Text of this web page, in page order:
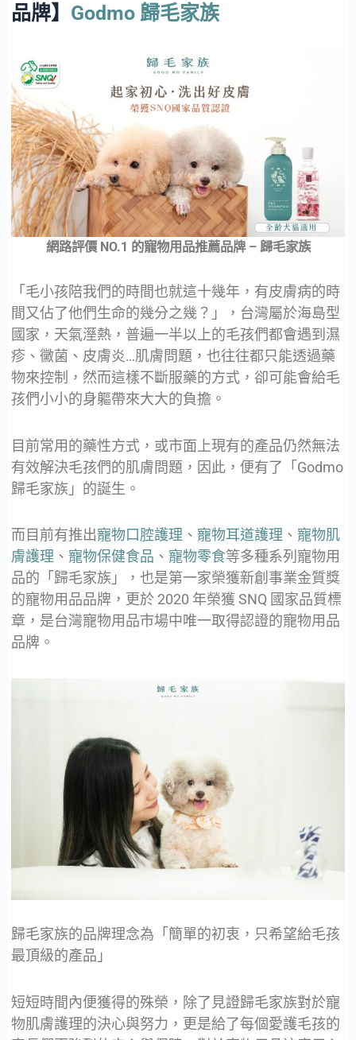
品牌】 Godmo 歸毛家族
網路評價 NO.1 的寵物用品推薦品牌 – 歸毛家族
「毛小孩陪我們的時間也就這十幾年，有皮膚病的時
間又佔了他們生命的幾分之幾？」，台灣屬於海島型
國家，天氣溼熱，普遍一半以上的毛孩們都會遇到濕
疹、黴菌、皮膚炎…肌膚問題，也往往都只能透過藥
物來控制，然而這樣不斷服藥的方式，卻可能會給毛
孩們小小的身軀帶來大大的負擔。
目前常用的藥性方式，或市面上現有的產品仍然無法
有效解決毛孩們的肌膚問題，因此，便有了「Godmo
歸毛家族」的誕生。
而目前有推出寵物口腔護理 、 寵物耳道護理 、 寵物肌
膚護理 、 寵物保健食品 、 寵物零食等多種系列寵物用
品的「歸毛家族」，也是第一家榮獲新創事業金質獎
的寵物用品品牌，更於 2020 年榮獲 SNQ 國家品質標
章，是台灣寵物用品市場中唯一取得認證的寵物用品
品牌。
歸毛家族的品牌理念為「簡單的初衷，只希望給毛孩
最頂級的產品」
短短時間內便獲得的殊榮，除了見證歸毛家族對於寵
物肌膚護理的決心與努力，更是給了每個愛護毛孩的